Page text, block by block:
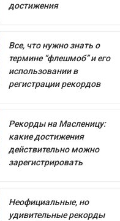
достижения
Все, что нужно знать о
термине “флешмоб” и его
использовании в
регистрации рекордов
Рекорды на Масленицу:
какие достижения
действительно можно
зарегистрировать
Неофициальные, но
удивительные рекорды